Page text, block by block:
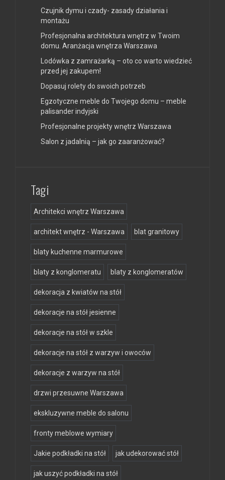
Czujnik dymu i czady- zasady działania i
montażu
Profesjonalna architektura wnętrz w Twoim
domu. Aranżacja wnętrza Warszawa
Lodówka z zamrażarką – oto co warto wiedzieć
przed jej zakupem!
Dopasuj rolety do swoich potrzeb
Egzotyczne meble do Twojego domu – meble
palisander indyjski
Profesjonalne projekty wnętrz Warszawa
Salon z jadalnią – jak go zaaranżować?
Tagi
Architekci wnętrz Warszawa
architekt wnętrz - Warszawa blat granitowy
blaty kuchenne marmurowe
blaty z konglomeratu blaty z konglomeratów
dekoracja z kwiatów na stół
dekoracje na stół jesienne
dekoracje na stół w szkle
dekoracje na stół z warzyw i owoców
dekoracje z warzyw na stół
drzwi przesuwne Warszawa
ekskluzywne meble do salonu
fronty meblowe wymiary
Jakie podkładki na stół jak udekorować stół
jak uszyć podkładki na stół